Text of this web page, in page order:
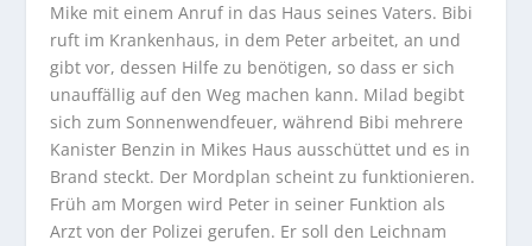
Mike mit einem Anruf in das Haus seines Vaters. Bibi
ruft im Krankenhaus, in dem Peter arbeitet, an und
gibt vor, dessen Hilfe zu benötigen, so dass er sich
unauffällig auf den Weg machen kann. Milad begibt
sich zum Sonnenwendfeuer, während Bibi mehrere
Kanister Benzin in Mikes Haus ausschüttet und es in
Brand steckt. Der Mordplan scheint zu funktionieren.
Früh am Morgen wird Peter in seiner Funktion als
Arzt von der Polizei gerufen. Er soll den Leichnam